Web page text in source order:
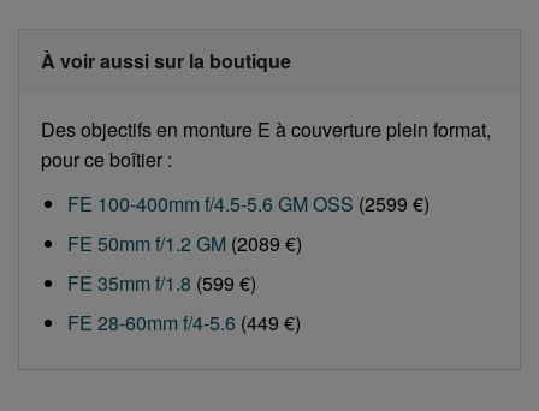
À voir aussi sur la boutique
Des objectifs en monture E à couverture plein format,
pour ce boîtier :
FE 100-400mm f/4.5-5.6 GM OSS (2599 €)
FE 50mm f/1.2 GM (2089 €)
FE 35mm f/1.8 (599 €)
FE 28-60mm f/4-5.6 (449 €)